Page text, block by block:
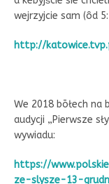
wejrzyjcie sam (ôd
http://
We 2018 bōłech na
audycji „Pierwsze
wywiadu:
https://
ze-slysze-13-